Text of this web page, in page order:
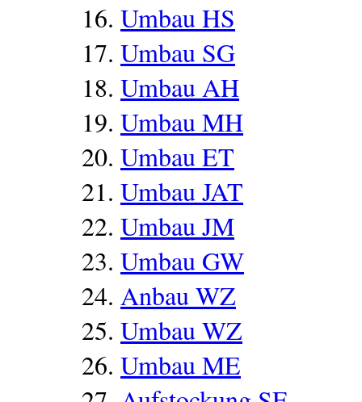
Umbau HS
Umbau SG
Umbau AH
Umbau MH
Umbau ET
Umbau JAT
Umbau JM
Umbau GW
Anbau WZ
Umbau WZ
Umbau ME